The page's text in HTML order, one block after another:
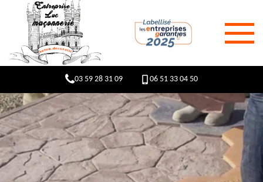
03 59 28 31 09 06 51 33 04 50